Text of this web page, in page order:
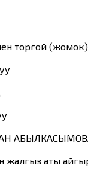
торгой (жомок)
жалгыз аты